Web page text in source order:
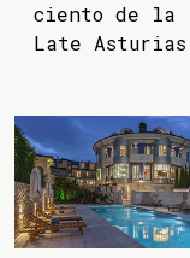
ciento de la
Late